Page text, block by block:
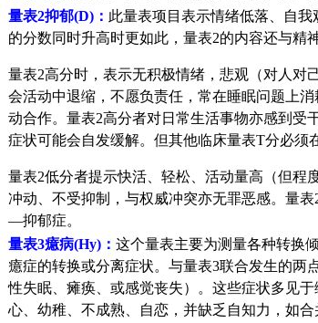
量表2抑郁(D)： 此量表项目表示情绪低落、自
的分数同时升高时更如此，量表2的内容还与精
量表2高分时，表示无积极情绪，悲观（对人对
会活动中退缩，不愿负责任，常在睡眠问题上
动合作。量表2高分者对日常生活事物亦感到受
症状可能会自发缓解。但其他临床量表T分必须
量表2低分者提示快活、轻松、活动量高（但程
冲动、不受抑制，与权威冲突亦无罪恶感。量
—抑郁症。
量表3癔病(Hy)： 这个量表主要为测量各种转换
癔症的转换或分离症状。与量表3联合发生的两
性失眠、瘫痪、或感觉丧失）。这些症状多见
心、幼稚、不成熟、自恋，并缺乏自知力，如